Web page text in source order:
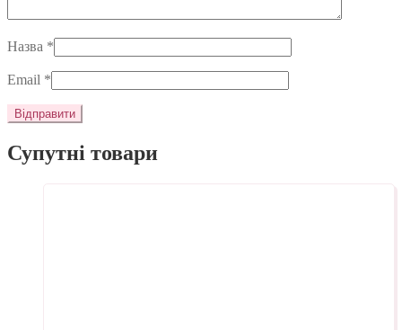
Назва *
Email *
Супутні товари